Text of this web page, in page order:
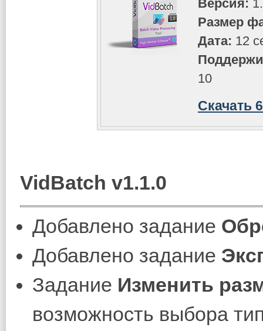
Версия:
Размер
Дата: 12
10
Скачать
VidBatch v1.1.0
Добавлено задание
Добавлено задание
Задание Изменить
возможность выбора